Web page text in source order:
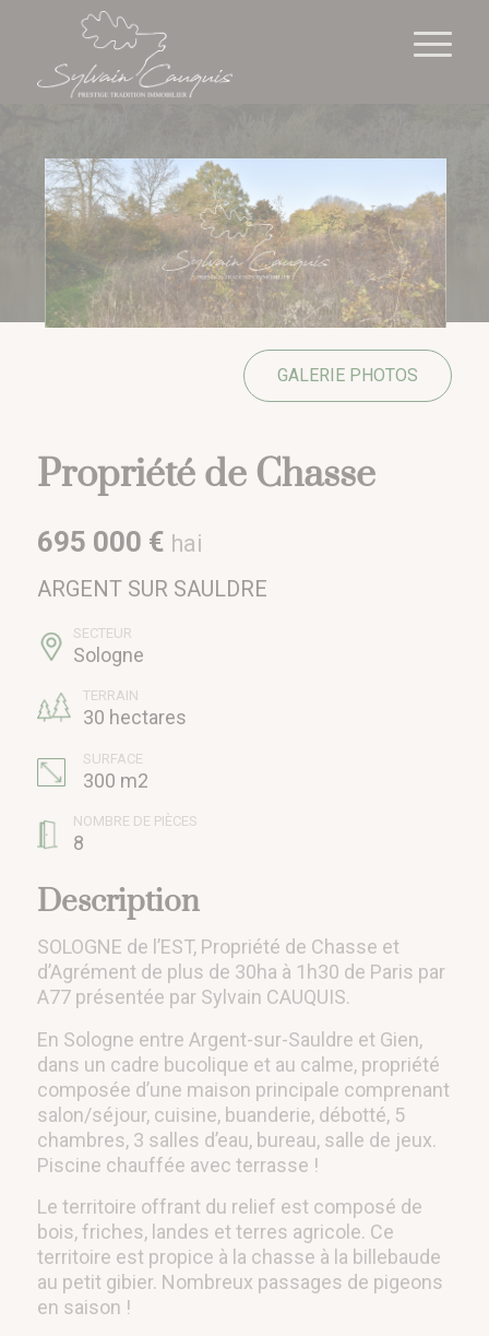
GALERIE PHOTOS
Propriété de Chasse
695 000 € hai
ARGENT SUR SAULDRE
SECTEUR
Sologne
TERRAIN
30 hectares
SURFACE
300 m2
NOMBRE DE PIÈCES
8
Description
SOLOGNE de l’EST, Propriété de Chasse et
d’Agrément de plus de 30ha à 1h30 de Paris par
A77 présentée par Sylvain CAUQUIS.
En Sologne entre Argent-sur-Sauldre et Gien,
dans un cadre bucolique et au calme, propriété
composée d’une maison principale comprenant
salon/séjour, cuisine, buanderie, débotté, 5
chambres, 3 salles d’eau, bureau, salle de jeux.
Piscine chauffée avec terrasse !
Le territoire offrant du relief est composé de
bois, friches, landes et terres agricole. Ce
territoire est propice à la chasse à la billebaude
au petit gibier. Nombreux passages de pigeons
en saison !
Cookies management panel